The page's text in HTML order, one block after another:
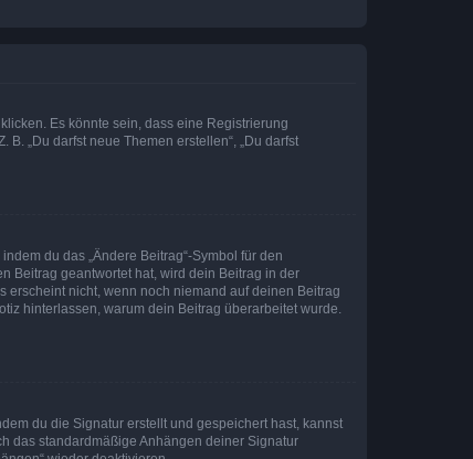
Es könnte sein, dass eine Registrierung
„Du darfst neue Themen erstellen“, „Du darfst
du das „Ändere Beitrag“-Symbol für den
Beitrag geantwortet hat, wird dein Beitrag in der
nicht, wenn noch niemand auf deinen Beitrag
hinterlassen, warum dein Beitrag überarbeitet wurde.
du die Signatur erstellt und gespeichert hast, kannst
das standardmäßige Anhängen deiner Signatur